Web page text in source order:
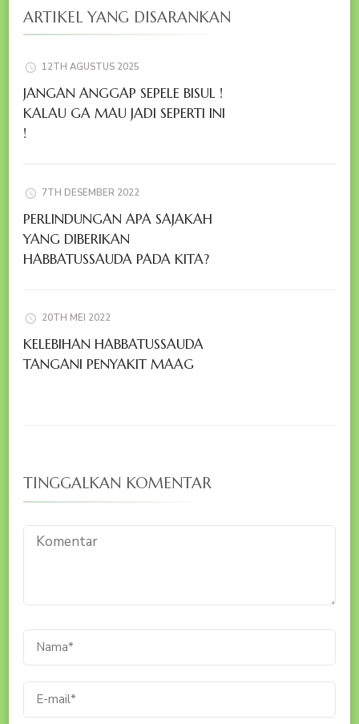
ARTIKEL YANG DISARANKAN
12TH AGUSTUS 2025
JANGAN ANGGAP SEPELE BISUL !
KALAU GA MAU JADI SEPERTI INI
!
7TH DESEMBER 2022
PERLINDUNGAN APA SAJAKAH
YANG DIBERIKAN
HABBATUSSAUDA PADA KITA?
20TH MEI 2022
KELEBIHAN HABBATUSSAUDA
TANGANI PENYAKIT MAAG
TINGGALKAN KOMENTAR